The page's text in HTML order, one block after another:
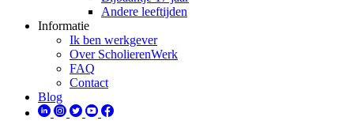
Andere leeftijden
Informatie
Ik ben werkgever
Over ScholierenWerk
FAQ
Contact
Blog